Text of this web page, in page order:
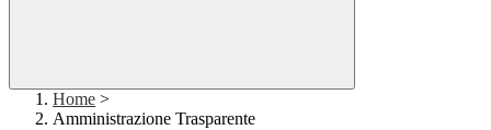
Home >
Amministrazione Trasparente